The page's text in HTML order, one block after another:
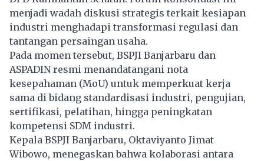
menjadi wadah diskusi strategis terkait kesiapan
industri menghadapi transformasi regulasi dan
tantangan persaingan usaha.
Pada momen tersebut, BSPJI Banjarbaru dan
ASPADIN resmi menandatangani nota
kesepahaman (MoU) untuk memperkuat kerja
sama di bidang standardisasi industri, pengujian,
sertifikasi, pelatihan, hingga peningkatan
kompetensi SDM industri.
Kepala BSPJI Banjarbaru, Oktaviyanto Jimat
Wibowo, menegaskan bahwa kolaborasi antara